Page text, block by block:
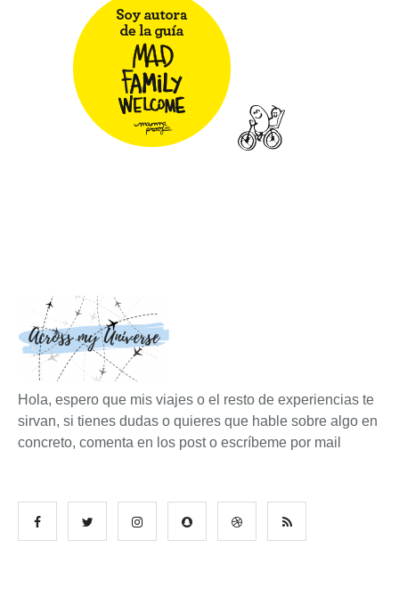
Hola, espero que mis viajes o el resto de experiencias te
sirvan, si tienes dudas o quieres que hable sobre algo en
concreto, comenta en los post o escríbeme por mail